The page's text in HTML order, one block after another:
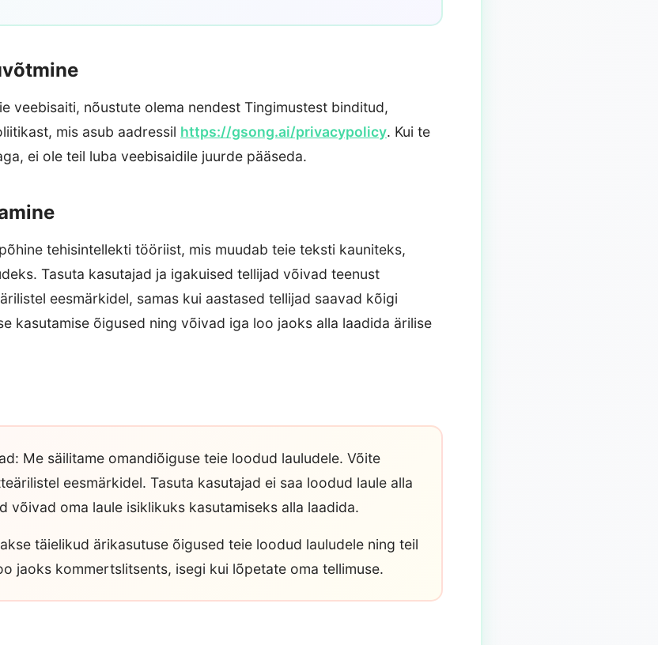
veebisaiti, nõustute olema nendest Tingimustest binditud,
mis asub aadressil https://gsong.ai/privacypolicy. Kui te
ei ole teil luba veebisaidile juurde pääseda.
tehisintellekti tööriist, mis muudab teie teksti kauniteks,
Tasuta kasutajad ja igakuised tellijad võivad teenust
eesmärkidel, samas kui aastased tellijad saavad kõigi
kasutamise õigused ning võivad iga loo jaoks alla laadida ärilise
Me säilitame omandiõiguse teie loodud lauludele. Võite
eesmärkidel. Tasuta kasutajad ei saa loodud laule alla
võivad oma laule isiklikuks kasutamiseks alla laadida.
täielikud ärikasutuse õigused teie loodud lauludele ning teil
jaoks kommertslitsents, isegi kui lõpetate oma tellimuse.